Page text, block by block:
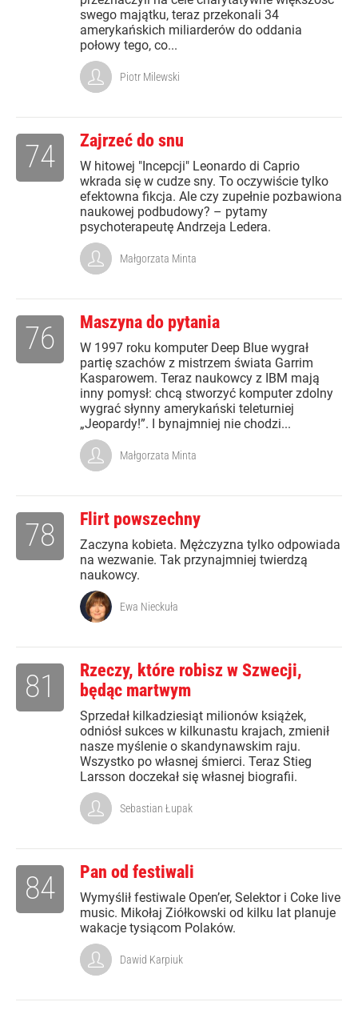
swego majątku, teraz przekonali 34
amerykańskich miliarderów do oddania
połowy tego, co...
Piotr Milewski
Zajrzeć do snu
W hitowej "Incepcji" Leonardo di Caprio
wkrada się w cudze sny. To oczywiście tylko
efektowna fikcja. Ale czy zupełnie pozbawiona
naukowej podbudowy? – pytamy
psychoterapeutę Andrzeja Ledera.
74
Małgorzata Minta
Maszyna do pytania
W 1997 roku komputer Deep Blue wygrał
partię szachów z mistrzem świata Garrim
Kasparowem. Teraz naukowcy z IBM mają
inny pomysł: chcą stworzyć komputer zdolny
wygrać słynny amerykański teleturniej
„Jeopardy!”. I bynajmniej nie chodzi...
76
Małgorzata Minta
Flirt powszechny
Zaczyna kobieta. Mężczyzna tylko odpowiada
na wezwanie. Tak przynajmniej twierdzą
naukowcy.
78
Ewa Nieckuła
Rzeczy, które robisz w Szwecji,
będąc martwym
Sprzedał kilkadziesiąt milionów książek,
odniósł sukces w kilkunastu krajach, zmienił
nasze myślenie o skandynawskim raju.
Wszystko po własnej śmierci. Teraz Stieg
Larsson doczekał się własnej biografii.
81
Sebastian Łupak
Pan od festiwali
Wymyślił festiwale Open’er, Selektor i Coke live
music. Mikołaj Ziółkowski od kilku lat planuje
wakacje tysiącom Polaków.
84
Dawid Karpiuk